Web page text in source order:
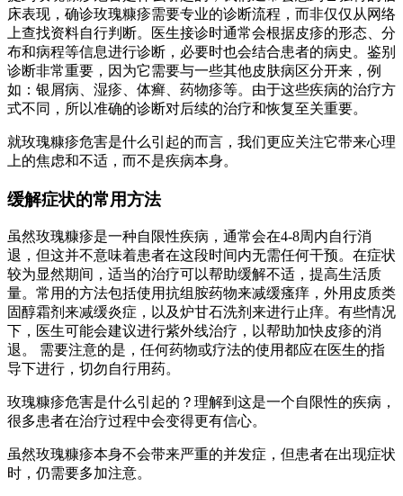
床表现，确诊玫瑰糠疹需要专业的诊断流程，而非仅仅从网络
上查找资料自行判断。医生接诊时通常会根据皮疹的形态、分
布和病程等信息进行诊断，必要时也会结合患者的病史。鉴别
诊断非常重要，因为它需要与一些其他皮肤病区分开来，例
如：银屑病、湿疹、体癣、药物疹等。由于这些疾病的治疗方
式不同，所以准确的诊断对后续的治疗和恢复至关重要。
就玫瑰糠疹危害是什么引起的而言，我们更应关注它带来心理
上的焦虑和不适，而不是疾病本身。
缓解症状的常用方法
虽然玫瑰糠疹是一种自限性疾病，通常会在4-8周内自行消
退，但这并不意味着患者在这段时间内无需任何干预。在症状
较为显然期间，适当的治疗可以帮助缓解不适，提高生活质
量。常用的方法包括使用抗组胺药物来减缓瘙痒，外用皮质类
固醇霜剂来减缓炎症，以及炉甘石洗剂来进行止痒。有些情况
下，医生可能会建议进行紫外线治疗，以帮助加快皮疹的消
退。 需要注意的是，任何药物或疗法的使用都应在医生的指
导下进行，切勿自行用药。
玫瑰糠疹危害是什么引起的？理解到这是一个自限性的疾病，
很多患者在治疗过程中会变得更有信心。
虽然玫瑰糠疹本身不会带来严重的并发症，但患者在出现症状
时，仍需要多加注意。